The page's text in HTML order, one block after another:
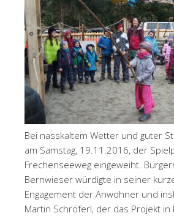
Bei nasskaltem Wetter und guter
am Samstag, 19.11.2016, der
Frechenseeweg eingeweiht.
Bernwieser würdigte in seiner
Engagement der Anwohner und
Martin Schröferl, der das Projekt in